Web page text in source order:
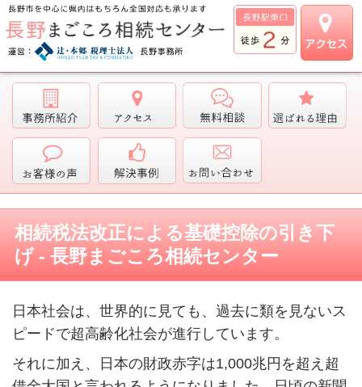
相続税法改正による基礎控除の引き下
げ - 長野まごころ相続センター
日本社会は、世界的に見ても、過去に類を見ないス
ピードで超高齢化社会が進行しています。
それに加え、日本の財政赤字は1,000兆円を超え超